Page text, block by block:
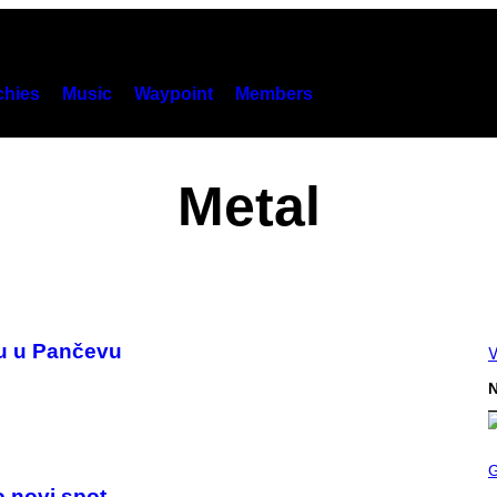
Music Waypoint Members
Metal
u Pančevu
C